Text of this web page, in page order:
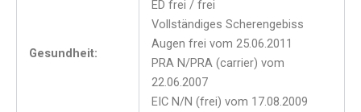
Gesundheit:
ED frei / frei
Vollständiges Scherengebiss
Augen frei vom 25.06.2011
PRA N/PRA (carrier) vom
22.06.2007
EIC N/N (frei) vom 17.08.2009